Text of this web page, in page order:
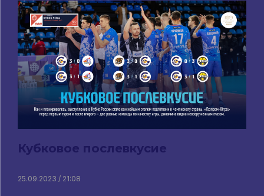
Кубковое послевкусие
25.09.2023 / 21:08